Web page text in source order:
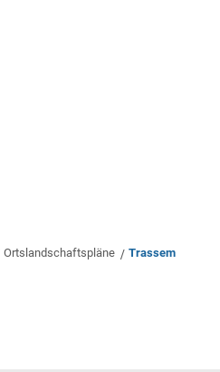
Ortslandschaftspläne Trassem